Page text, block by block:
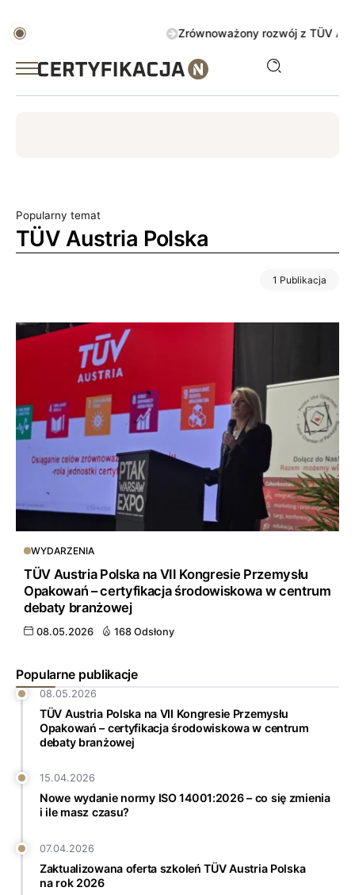
Zrównoważony rozwój z TÜV
Popularny temat
TÜV Austria Polska
1 Publikacja
Popularne publikacje
08.05.2026
TÜV Austria Polska na VII Kongresie Przemysłu
Opakowań – certyfikacja środowiskowa w centrum
debaty branżowej
15.04.2026
Nowe wydanie normy ISO 14001:2026 – co się zmienia
i ile masz czasu?
07.04.2026
Zaktualizowana oferta szkoleń TÜV Austria Polska
na rok 2026
WYDARZENIA
TÜV Austria Polska na VII Kongresie Przemysłu
Opakowań – certyfikacja środowiskowa w centrum
debaty branżowej
08.05.2026 168 Odsłony